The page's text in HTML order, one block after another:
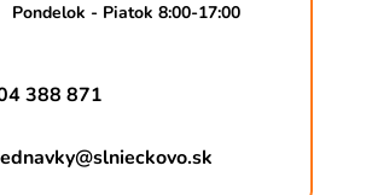
Pondelok - Piatok 8:00-17:00
388 871
@slnieckovo.sk